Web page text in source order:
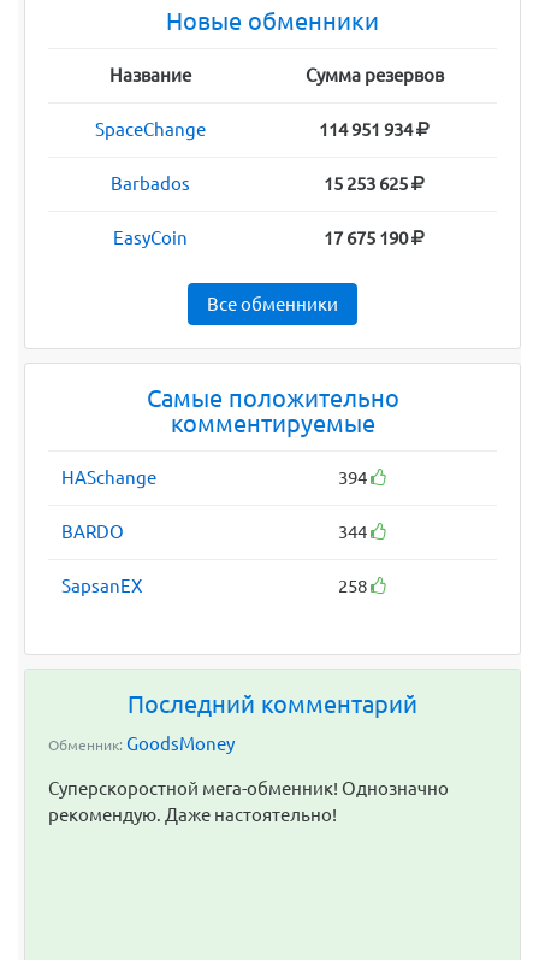
Новые обменники
Название Сумма резервов
SpaceChange 114 951 934
Barbados 15 253 625
EasyCoin 17 675 190
Все обменники
Самые положительно
комментируемые
HASchange 394
BARDO 344
SapsanEX 258
Последний комментарий
Обменник: GoodsMoney
Суперскоростной мега-обменник! Однозначно
рекомендую. Даже настоятельно!